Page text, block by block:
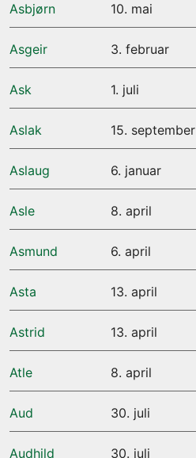
Asbjørn 10. mai
Asgeir 3. februar
Ask 1. juli
Aslak 15. september
Aslaug 6. januar
Asle 8. april
Asmund 6. april
Asta 13. april
Astrid 13. april
Atle 8. april
Aud 30. juli
Audhild 30. juli